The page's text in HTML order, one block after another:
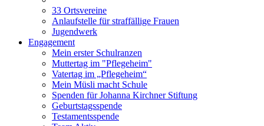
33 Ortsvereine
Anlaufstelle für straffällige Frauen
Jugendwerk
Engagement
Mein erster Schulranzen
Muttertag im "Pflegeheim"
Vatertag im „Pflegeheim“
Mein Müsli macht Schule
Spenden für Johanna Kirchner Stiftung
Geburtstagsspende
Testamentsspende